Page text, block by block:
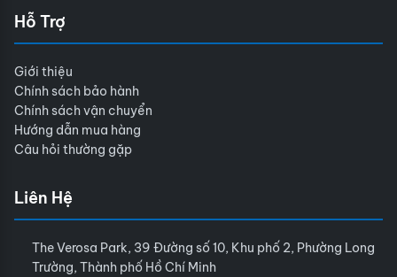
Hỗ Trợ
Giới thiệu
Chính sách bảo hành
Chính sách vận chuyển
Hướng dẫn mua hàng
Câu hỏi thường gặp
Liên Hệ
The Verosa Park, 39 Đường số 10, Khu phố 2, Phường Long
Trường, Thành phố Hồ Chí Minh